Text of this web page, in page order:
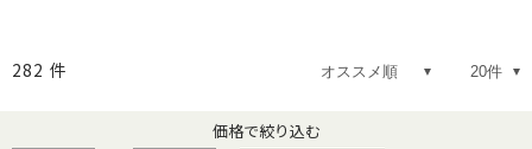
282 件
価格で絞り込む